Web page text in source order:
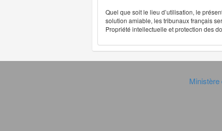
Quel que soit le lieu d’utilisation, le
solution amiable, les tribunaux français
Propriété intellectuelle et protection des
Ministère